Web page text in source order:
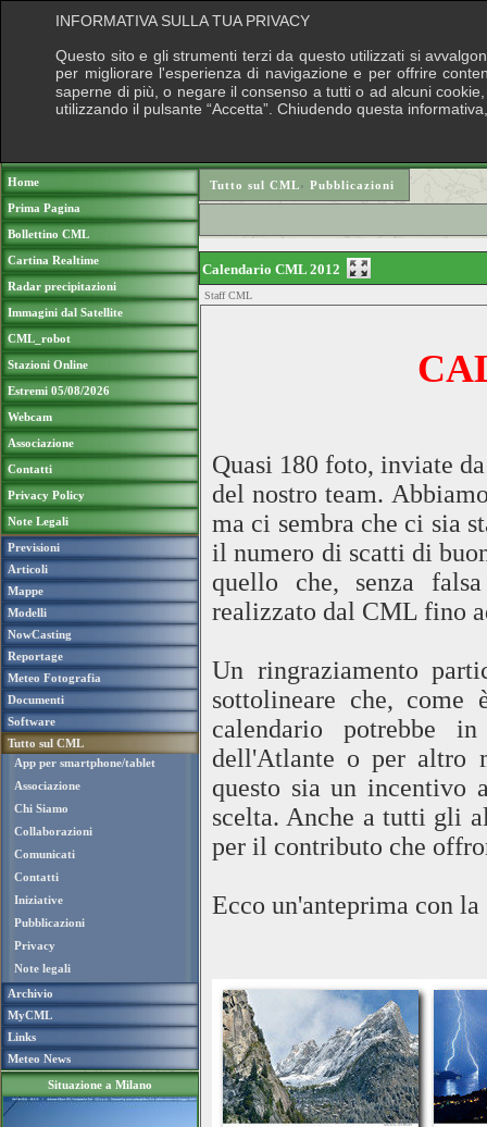
Home
Prima Pagina
Bollettino CML
Cartina Realtime
Radar precipitazioni
Immagini dal Satellite
CML_robot
Stazioni Online
Estremi 05/08/2026
Webcam
Associazione
Contatti
Privacy Policy
Note Legali
Previsioni
Articoli
Mappe
Modelli
NowCasting
Reportage
Meteo Fotografia
Documenti
Software
Tutto sul CML
App per smartphone/tablet
Associazione
Chi Siamo
Collaborazioni
Comunicati
Contatti
Iniziative
Pubblicazioni
Privacy
Note legali
Archivio
MyCML
Links
Meteo News
Situazione a Milano
Tutto sul CML› Pubblicazioni
Calendario CML 2012
Staff CML
Quasi 180 foto, inviate
del nostro team.
ma ci sembra che ci sia
il numero di scatti di
quello che, senza
realizzato dal CML fino
Un ringraziamento
sottolineare che,
calendario potrebbe
dell'Atlante o per altro
questo sia un incentivo
scelta. Anche a tutti gli
per il contributo che
Ecco un'anteprima con
INFORMATIVA SULLA TUA PRIVACY
Questo sito e gli strumenti terzi da questo utilizzati si
per migliorare l'esperienza di navigazione e per offrire
saperne di più, o negare il consenso a tutti o ad alcuni
utilizzando il pulsante “Accetta”. Chiudendo questa